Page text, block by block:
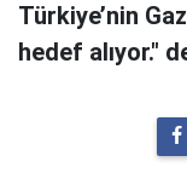
Türkiye’nin
hedef alıyor."